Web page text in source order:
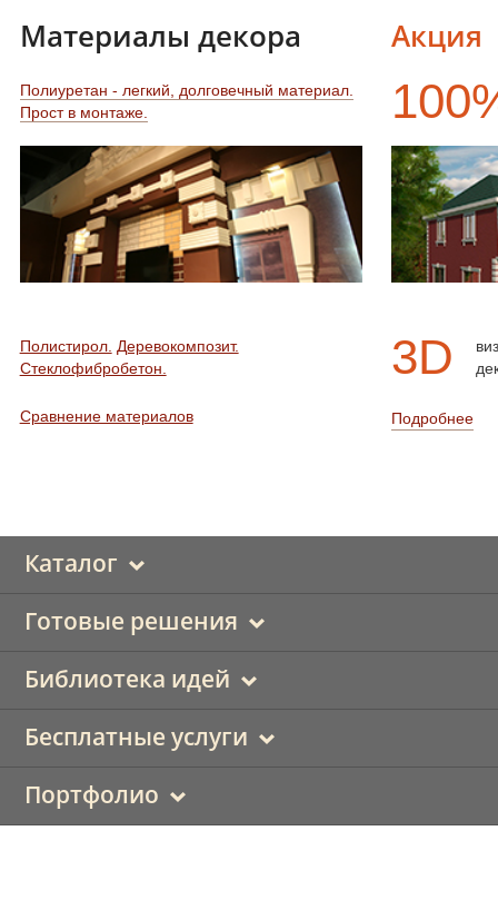
Акция
3D
Подробнее
Материалы декора
Полиуретан - легкий, долговечный материал.
Прост в монтаже.
Полистирол. Деревокомпозит.
Стеклофибробетон.
Сравнение материалов
Каталог
Готовые решения
Библиотека идей
Бесплатные услуги
Портфолио